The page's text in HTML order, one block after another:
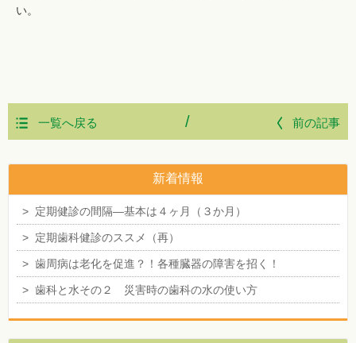
い。
一覧へ戻る 前の記事
/
新着情報
> 定期健診の間隔―基本は４ヶ月（３か月）
> 定期歯科健診のススメ（再）
> 歯周病は老化を促進？！各種臓器の障害を招く！
> 歯科と水その２ 災害時の歯科の水の使い方